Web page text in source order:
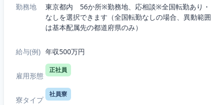
勤務地
東京都内 56か所※勤務地、応相談※全国転勤あり・
なしを選択できます（全国転勤なしの場合、異動範囲
は基本配属先の都道府県のみ）
給与(例) 年収500万円
雇用形態
正社員
寮タイプ
社員寮